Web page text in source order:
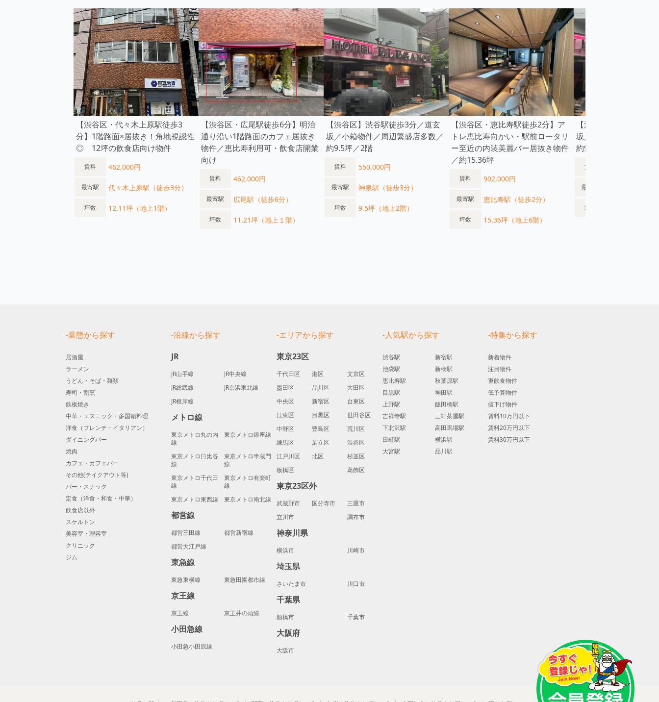
【渋谷区・代々木上原駅徒歩3
分】1階路面×居抜き！角地視認性
◎ 12坪の飲食店向け物件
賃料 462,000円
最寄駅 代々木上原駅（徒歩3分）
坪数 12.11坪（地上1階）
【渋谷区・広尾駅徒歩6分】明治
通り沿い1階路面のカフェ居抜き
物件／恵比寿利用可・飲食店開業
向け
賃料 462,000円
最寄駅 広尾駅（徒歩6分）
坪数 11.21坪（地上１階）
【渋谷区】渋谷駅徒歩3分／道玄
坂／小箱物件／周辺繁盛店多数／
約9.5坪／2階
賃料 550,000円
最寄駅 神泉駅（徒歩3分）
坪数 9.5坪（地上2階）
【渋谷区・恵比寿駅徒歩2分】ア
トレ恵比寿向かい・駅前ロータリ
ー至近の内装美麗バー居抜き物件
／約15.36坪
賃料 902,000円
最寄駅 恵比寿駅（徒歩2分）
坪数 15.36坪（地上6階）
【渋谷区】渋谷駅徒歩
坂／小箱物件／周辺繁
約9.2坪／1階
賃料
最寄駅
坪数
-業態から探す
居酒屋
ラーメン
うどん・そば・麺類
寿司・割烹
鉄板焼き
中華・エスニック・多国籍料理
洋食（フレンチ・イタリアン）
ダイニングバー
焼肉
カフェ・カフェバー
その他(テイクアウト等)
バー・スナック
定食（洋食・和食・中華）
飲食店以外
スケルトン
美容室・理容室
クリニック
ジム
-沿線から探す
JR
JR山手線
JR中央線
JR総武線
JR京浜東北線
JR根岸線
メトロ線
東京メトロ丸の内
線
東京メトロ銀座線
東京メトロ日比谷
線
東京メトロ半蔵門
線
東京メトロ千代田
線
東京メトロ有楽町
線
東京メトロ東西線
東京メトロ南北線
都営線
都営三田線
都営新宿線
都営大江戸線
東急線
東急東横線 東急田園都市線
京王線
京王線 京王井の頭線
小田急線
小田急小田原線
-エリアから探す
東京23区
千代田区 港区
文京区
墨田区
品川区
大田区
中央区
新宿区
台東区
江東区
目黒区
世田谷区
中野区
豊島区
荒川区
練馬区
足立区
渋谷区
江戸川区
北区
杉並区
板橋区
葛飾区
東京23区外
武蔵野市 国分寺市
三鷹市
立川市
調布市
神奈川県
横浜市 川崎市
埼玉県
さいたま市 川口市
千葉県
船橋市 千葉市
大阪府
大阪市
-人気駅から探す
渋谷駅
新宿駅
池袋駅
新橋駅
恵比寿駅
秋葉原駅
目黒駅
神田駅
上野駅
飯田橋駅
吉祥寺駅
三軒茶屋駅
下北沢駅
高田馬場駅
田町駅
横浜駅
大宮駅
品川駅
-特集から探す
新着物件
注目物件
重飲食物件
低予算物件
値下げ物件
賃料10万円以下
賃料20万円以下
賃料30万円以下